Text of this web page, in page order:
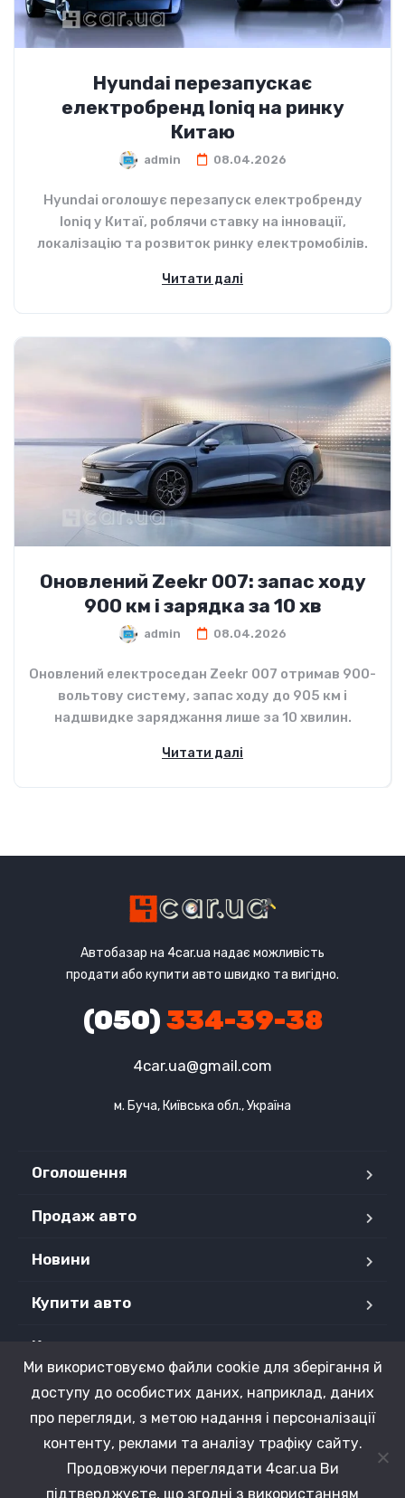
Hyundai перезапускає
електробренд Ioniq на ринку
Китаю
admin 08.04.2026
Hyundai оголошує перезапуск електробренду
Ioniq у Китаї, роблячи ставку на інновації,
локалізацію та розвиток ринку електромобілів.
Читати далі
Оновлений Zeekr 007: запас ходу
900 км і зарядка за 10 хв
admin 08.04.2026
Оновлений електроседан Zeekr 007 отримав 900-
вольтову систему, запас ходу до 905 км і
надшвидке заряджання лише за 10 хвилин.
Читати далі
Автобазар на 4car.ua надає можливість
продати або купити авто швидко та вигідно.
(050)334-39-38
4car.ua@gmail.com
м. Буча, Київська обл., Україна
Оголошення
Продаж авто
Новини
Купити авто
Контакти
Продані авто
Copyright © 2015 - 2026 4CAR.UA. Усі права захищені.
Ми використовуємо файли cookie для зберігання й
доступу до особистих даних, наприклад, даних
про перегляди, з метою надання і персоналізації
контенту, реклами та аналізу трафіку сайту.
Продовжуючи переглядати 4car.ua Ви
підтверджуєте, що згодні з використанням